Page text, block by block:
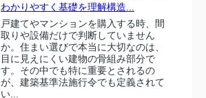
わかりやすく基礎を理解構造...
戸建てやマンションを購入する時、間
取りや設備だけで判断していません
か。住まい選びで本当に大切なのは、
目に見えにくい建物の骨組み部分で
す。その中でも特に重要とされるの
が、建築基準法施行令でも定義されて
い...